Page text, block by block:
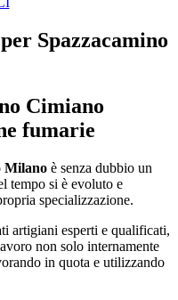
Spazzacamino
Cimiano
fumarie
Milano è senza dubbio un
tempo si è evoluto e
specializzazione.
artigiani esperti e qualificati,
non solo internamente
in quota e utilizzando